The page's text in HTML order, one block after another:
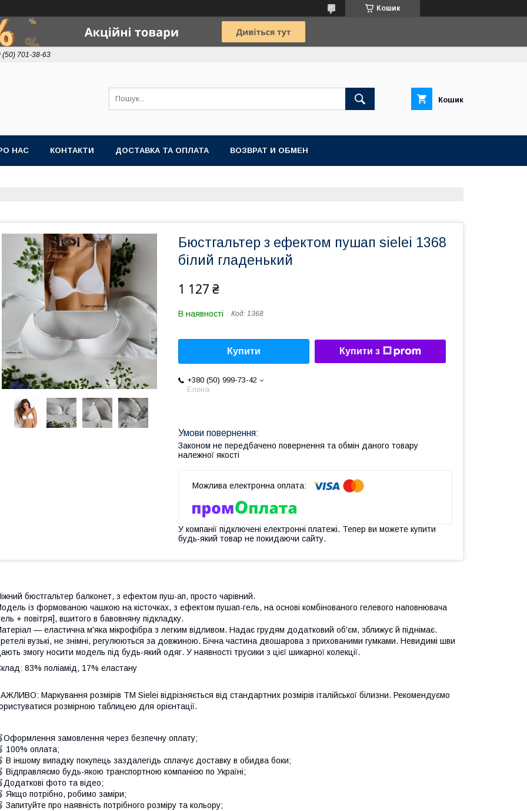
Кошик
(50) 701-38-63
Кошик
НАС КОНТАКТИ ДОСТАВКА ТА ОПЛАТА ВОЗВРАТ И ОБМЕН
Бюстгальтер з ефектом пушап sielei 1368
білий гладенький
1 127 ₴
В наявності Код: 1368
Купити Купити з
+380 (50) 999-73-42
Елена
Законом не передбачено повернення та обмін даного товару
належної якості
У компанії підключені електронні платежі. Тепер ви можете купити
будь-який товар не покидаючи сайту.
бюстгальтер балконет, з ефектом пуш-ап, просто чарівний.
із формованою чашкою на кісточках, з ефектом пушап-гель, на основі комбінованого гелевого наповнювача
+ повітря], вшитого в бавовняну підкладку.
— еластична м'яка мікрофібра з легким відливом. Надає грудям додатковий об'єм, зближує й піднімає.
вузькі, не знімні, регулюються за довжиною. Бічна частина двошарова з прихованими гумками. Невидимі шви
змогу носити модель під будь-який одяг. У наявності трусики з цієї шикарної колекції.
83% поліамід, 17% еластану
Маркування розмірів ТМ Sielei відрізняється від стандартних розмірів італійської білизни. Рекомендуємо
розмірною таблицею для орієнтації.
замовлення через безпечну оплату;
100% оплата;
В іншому випадку покупець заздалегідь сплачує доставку в обидва боки;
Відправляємо будь-якою транспортною компанією по Україні;
фото та відео;
Якщо потрібно, робимо заміри;
Запитуйте про наявність потрібного розміру та кольору;